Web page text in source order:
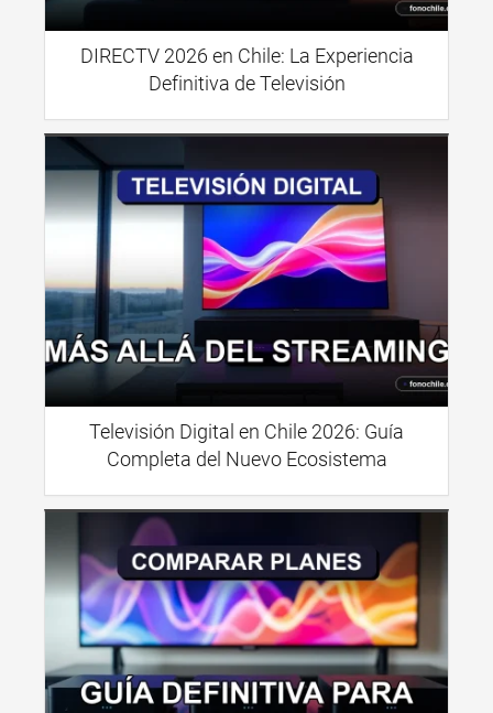
DIRECTV 2026 en Chile: La Experiencia
Definitiva de Televisión
Televisión Digital en Chile 2026: Guía
Completa del Nuevo Ecosistema